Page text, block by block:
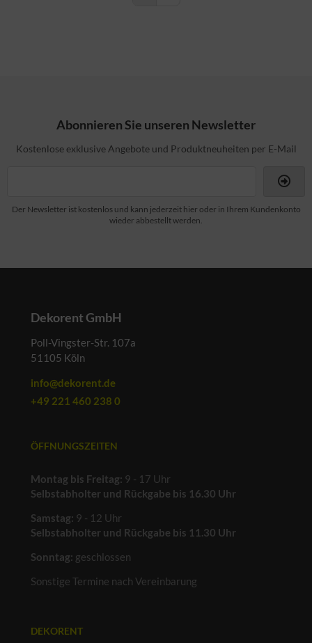
Abonnieren Sie unseren Newsletter
Kostenlose exklusive Angebote und Produktneuheiten per E-Mail
Der Newsletter ist kostenlos und kann jederzeit hier oder in Ihrem Kundenkonto
wieder abbestellt werden.
Dekorent GmbH
Poll-Vingster-Str. 107a
51105 Köln
info@dekorent.de
+49 221 460 238 0
ÖFFNUNGSZEITEN
Montag bis Freitag: 9 - 17 Uhr
Selbstabholter und Rückgabe bis 16.30 Uhr
Samstag: 9 - 12 Uhr
Selbstabholter und Rückgabe bis 11.30 Uhr
Sonntag: geschlossen
Sonstige Termine nach Vereinbarung
DEKORENT